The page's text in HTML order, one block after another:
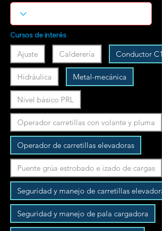
Cursos de interés
Ajuste Calderería Conductor C1
Hidráulica Metal-mecánica
Nivel básico PRL
Operador carretillas con volante y pluma
Operador de carretillas elevadoras
Puente grúa estrobado e izado de cargas
Seguridad y manejo de carretillas
Seguridad y manejo de pala cargadora